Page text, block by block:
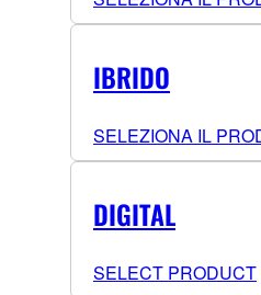
IBRIDO
SELEZIONA IL
DIGITAL
SELECT PRODUCT